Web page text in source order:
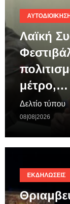
ΑΥΤΟΔΙΟΊΚΗΣΗ
Λαϊκή
μέτρο,…
Δελτίο τύπου
08|08|2026
ΕΚΔΗΛΏΣΕΙΣ